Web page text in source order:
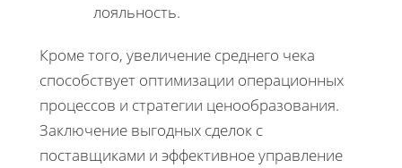
лояльность.
Кроме того, увеличение среднего чека
способствует оптимизации операционных
процессов и стратегии ценообразования.
Заключение выгодных сделок с
поставщиками и эффективное управление